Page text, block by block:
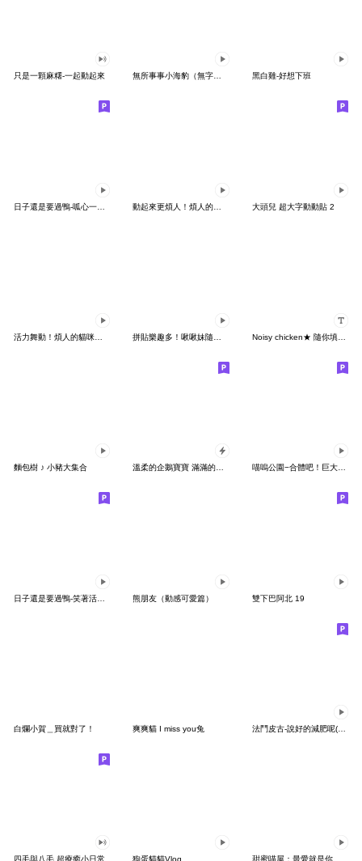
只是一顆麻糬-一起動起來 無所事事小海豹（無字貼圖首登場！） 黑白雞-好想下班
大頭兒 超大字動動貼 2
Noisy chicken★ 隨你填貼圖第2波
麵包樹 ♪ 小豬大集合 溫柔的企鵝寶寶 滿滿的全螢幕 喵嗚公園−合體吧！巨大喵型機器人！
熊朋友（動感可愛篇） 雙下巴阿北 19
白爛小賀＿買就對了！ 爽爽貓 I miss you兔 法鬥皮古-說好的減肥呢(第15彈)
四毛與八毛 超療癒小日常 狗蛋貓貓Vlog 甜蜜喵屋：最愛就是你